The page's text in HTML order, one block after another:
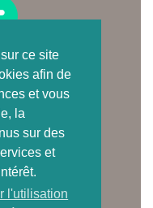
ce site
afin de
et vous
la
sur des
et
l'utilisation
!